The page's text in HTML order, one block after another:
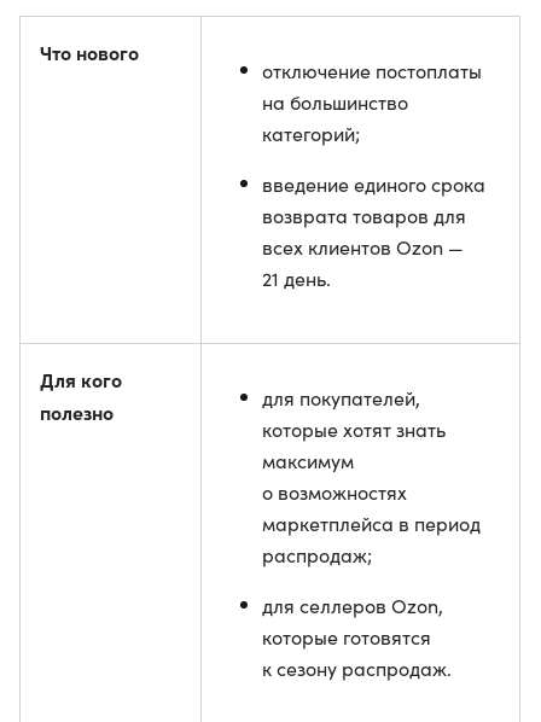
Что нового
отключение постоплаты
на большинство
категорий;
введение единого срока
возврата товаров для
всех клиентов Ozon —
21 день.
Для кого
полезно
для покупателей,
которые хотят знать
максимум
о возможностях
маркетплейса в период
распродаж;
для селлеров Ozon,
которые готовятся
к сезону распродаж.